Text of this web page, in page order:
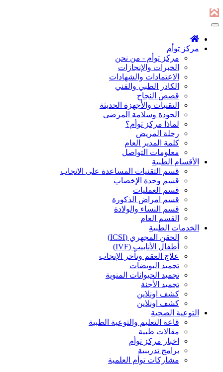
مركز توأم
مركز توأم - من نحن
الخبرات والإنجازات
الاعتمادات والشهادات
الكادر الطبي والفني
قصص النجاح
التقنيات والأجهزة الحديثة
الجودة وسلامة المرضى
لماذا مركز توأم؟
رحلة المريض
كلمة المدير العام
معلومات التواصل
الأقسام الطبية
قسم التقنيات المساعدة على الانجاب
قسم وحدة الإخصاب
قسم العمليات
قسم امراض الذكورة
قسم النساء والولادة
القسم العام
الخدمات الطبية
الحقن المجهري (ICSI)
أطفال الأنابيب (IVF)
علاج العقم وتأخر الإنجاب
تجميد البويضات
تجميد الحيوانات المنوية
تجميد الأجنة
كشف اونلاين
كشف اونلاين
التوعية الصحية
قاعة التعليم والتوعية الطبية
مقالات طبية
اخبار مركز توأم
برامج تدريبية
مشاركات توأم العلمية